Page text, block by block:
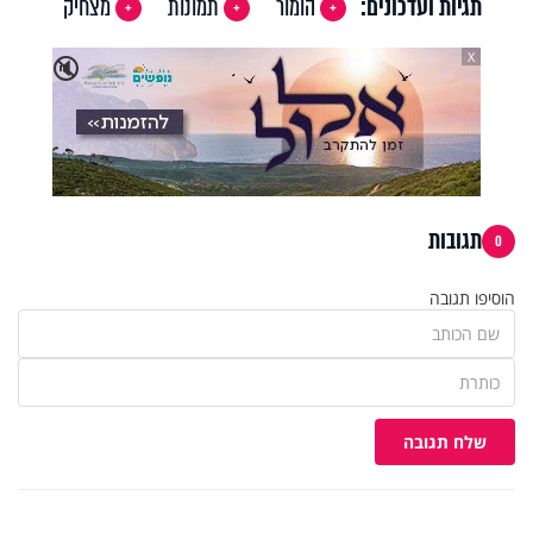
תגיות ועדכונים: הומור תמונות
מצחיק
🔇
X
0 תגובות
הוסיפו תגובה
שלח תגובה